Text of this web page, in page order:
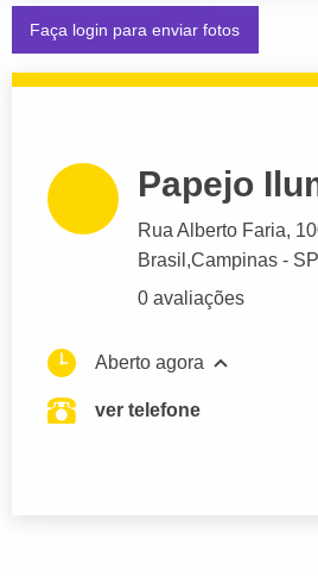
Faça login para enviar fotos
Papejo
Rua Alberto Faria,
Brasil,Campinas -
0 avaliações
Aberto agora
ver telefone